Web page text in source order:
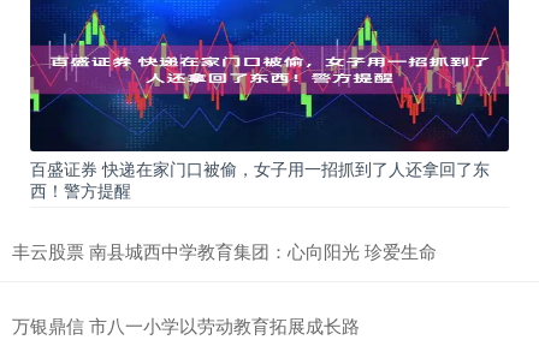
百盛证券 快递在家门口被偷，女子用一招抓到了人还拿回了东
西！警方提醒
丰云股票 南县城西中学教育集团：心向阳光 珍爱生命
万银鼎信 市八一小学以劳动教育拓展成长路